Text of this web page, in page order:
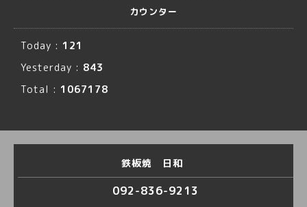
カウンター
Today : 121
Yesterday : 843
Total : 1067178
鉄板焼 日和
092-836-9213